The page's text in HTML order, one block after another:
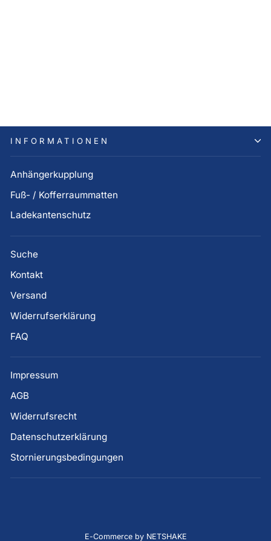
INFORMATIONEN
Anhängerkupplung
Fuß- / Kofferraummatten
Ladekantenschutz
Suche
Kontakt
Versand
Widerrufserklärung
FAQ
Impressum
AGB
Widerrufsrecht
Datenschutzerklärung
Stornierungsbedingungen
E-Commerce by NETSHAKE